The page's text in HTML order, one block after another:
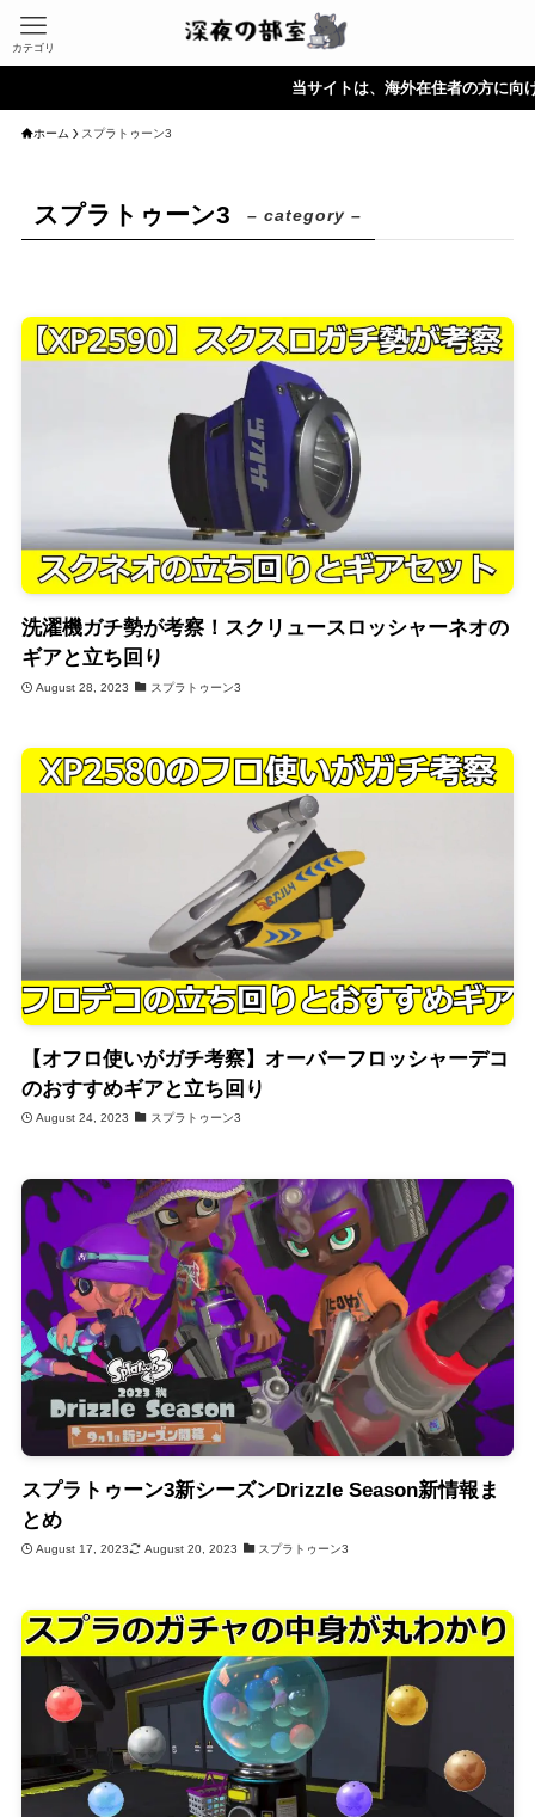
カテゴリ
当サイトは、海外在住者の方に向けて情報を
ホーム スプラトゥーン3
スプラトゥーン3 – category –
洗濯機ガチ勢が考察！スクリュースロッシャーネオの
ギアと立ち回り
August 28, 2023 スプラトゥーン3
【オフロ使いがガチ考察】オーバーフロッシャーデコ
のおすすめギアと立ち回り
August 24, 2023 スプラトゥーン3
スプラトゥーン3新シーズンDrizzle Season新情報ま
とめ
August 17, 2023 August 20, 2023 スプラトゥーン3